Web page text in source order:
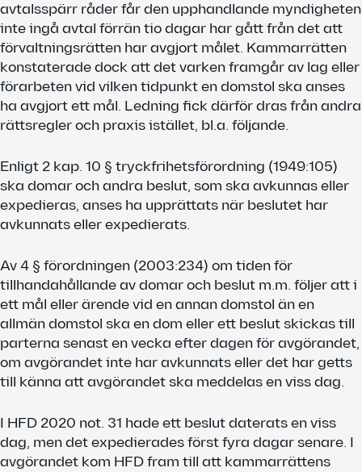
avtalsspärr råder får den upphandlande myndigheten
inte ingå avtal förrän tio dagar har gått från det att
förvaltningsrätten har avgjort målet. Kammarrätten
konstaterade dock att det varken framgår av lag eller
förarbeten vid vilken tidpunkt en domstol ska anses
ha avgjort ett mål. Ledning fick därför dras från andra
rättsregler och praxis istället, bl.a. följande.
Enligt 2 kap. 10 § tryckfrihetsförordning (1949:105)
ska domar och andra beslut, som ska avkunnas eller
expedieras, anses ha upprättats när beslutet har
avkunnats eller expedierats.
Av 4 § förordningen (2003:234) om tiden för
tillhandahållande av domar och beslut m.m. följer att i
ett mål eller ärende vid en annan domstol än en
allmän domstol ska en dom eller ett beslut skickas till
parterna senast en vecka efter dagen för avgörandet,
om avgörandet inte har avkunnats eller det har getts
till känna att avgörandet ska meddelas en viss dag.
I HFD 2020 not. 31 hade ett beslut daterats en viss
dag, men det expedierades först fyra dagar senare. I
avgörandet kom HFD fram till att kammarrättens